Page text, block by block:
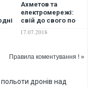
Ахметов та
електромережі:
свій до свого по
своє
17.07.2018
Правила коментування ! »
польоти дронів над